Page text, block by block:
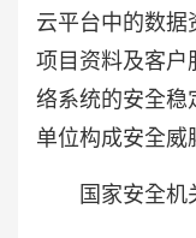
云平台中的数据
项目资料及客户
络系统的安全稳
单位构成安全威
国家安全机